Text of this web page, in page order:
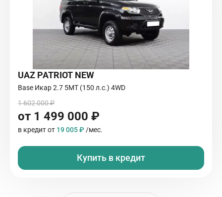
UAZ PATRIOT NEW
Base Икар 2.7 5МТ (150 л.с.) 4WD
1 602 000 ₽
от 1 499 000 ₽
в кредит от 19 005 ₽ /мес.
Купить в кредит